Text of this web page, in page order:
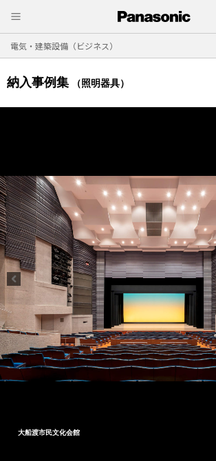
電気・建築設備（ビジネス）
納入事例集 （照明器具）
大船渡市民文化会館